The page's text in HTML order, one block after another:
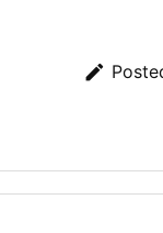
a
l
